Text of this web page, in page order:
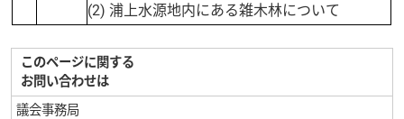
(2) 浦上水源地内にある雑木林について
このページに関する
お問い合わせは
議会事務局